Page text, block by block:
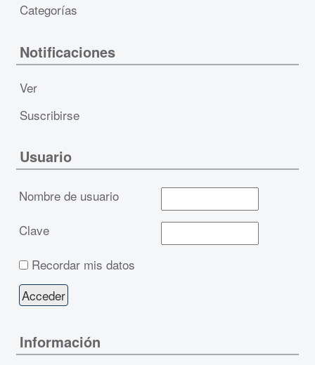
Categorías
Notificaciones
Ver
Suscribirse
Usuario
Nombre de usuario
Clave
Recordar mis datos
Información